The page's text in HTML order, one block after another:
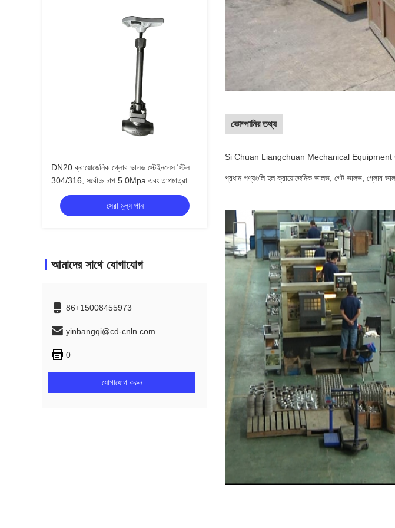
DN20 ক্রায়োজেনিক গ্লোব ভালভ স্টেইনলেস স্টিল
304/316, সর্বোচ্চ চাপ 5.0Mpa এবং তাপমাত্রা
পরিসীমা -196°C থেকে +80°C, এলএনজি এলওএক্স
এলআইএন এলএআর অ্যাপ্লিকেশনের জন্য
সেরা মূল্য পান
আমাদের সাথে যোগাযোগ
86+15008455973
yinbangqi@cd-cnln.com
0
যোগাযোগ করুন
কোম্পানির তথ্য
Si Chuan Liangchuan Mechanical Equipment Co.,
প্রধান পণ্যগুলি হল ক্রায়োজেনিক ভালভ, গেট ভালভ, গ্লোব